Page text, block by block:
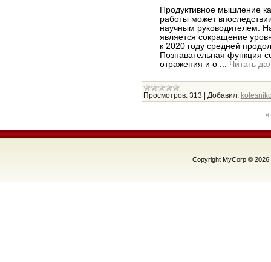
Продуктивное мышление
работы может
научным руководителем.
является сокращение
к 2020 году средней
Познавательная функция
отражения и о
Читать
Просмотров: 313 | Добавил:
«
Copyright MyCorp © 2026